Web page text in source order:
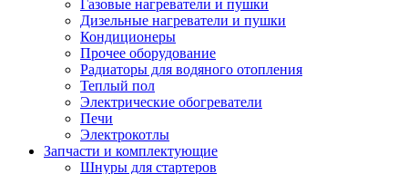
Газовые нагреватели и пушки
Дизельные нагреватели и пушки
Кондиционеры
Прочее оборудование
Радиаторы для водяного отопления
Теплый пол
Электрические обогреватели
Печи
Электрокотлы
Запчасти и комплектующие
Шнуры для стартеров